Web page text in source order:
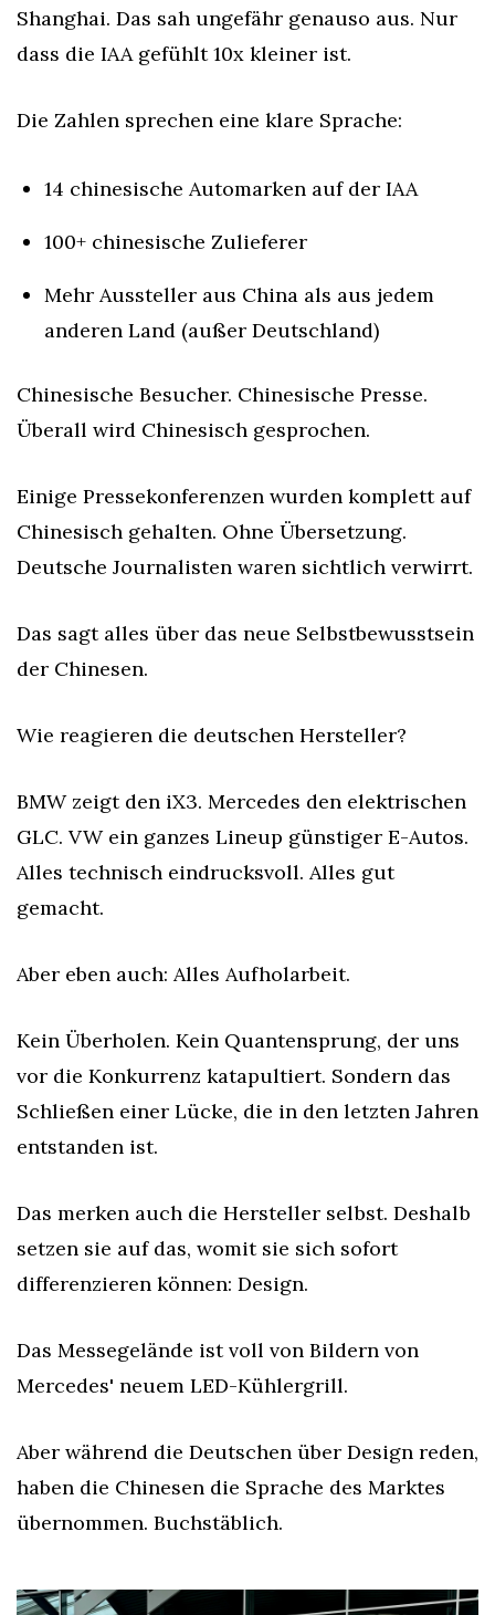
Shanghai. Das sah ungefähr genauso aus. Nur
dass die IAA gefühlt 10x kleiner ist.
Die Zahlen sprechen eine klare Sprache:
14 chinesische Automarken auf der IAA
100+ chinesische Zulieferer
Mehr Aussteller aus China als aus jedem
anderen Land (außer Deutschland)
Chinesische Besucher. Chinesische Presse.
Überall wird Chinesisch gesprochen.
Einige Pressekonferenzen wurden komplett auf
Chinesisch gehalten. Ohne Übersetzung.
Deutsche Journalisten waren sichtlich verwirrt.
Das sagt alles über das neue Selbstbewusstsein
der Chinesen.
Wie reagieren die deutschen Hersteller?
BMW zeigt den iX3. Mercedes den elektrischen
GLC. VW ein ganzes Lineup günstiger E-Autos.
Alles technisch eindrucksvoll. Alles gut
gemacht.
Aber eben auch: Alles Aufholarbeit.
Kein Überholen. Kein Quantensprung, der uns
vor die Konkurrenz katapultiert. Sondern das
Schließen einer Lücke, die in den letzten Jahren
entstanden ist.
Das merken auch die Hersteller selbst. Deshalb
setzen sie auf das, womit sie sich sofort
differenzieren können: Design.
Das Messegelände ist voll von Bildern von
Mercedes' neuem LED-Kühlergrill.
Aber während die Deutschen über Design reden,
haben die Chinesen die Sprache des Marktes
übernommen. Buchstäblich.